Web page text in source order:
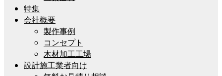
特集
会社概要
製作事例
コンセプト
木材加工工場
設計施工業者向け